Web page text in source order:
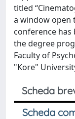
titled
a window open
conference
the degree
Faculty of
"Kore"
Scheda
Scheda